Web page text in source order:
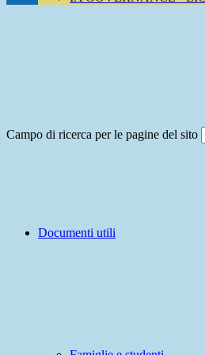
Campo di ricerca per le pagine del sito
Documenti utili